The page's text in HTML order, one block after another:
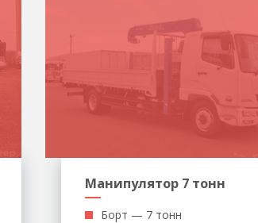
Манипулятор 7 тонн
Борт — 7 тонн